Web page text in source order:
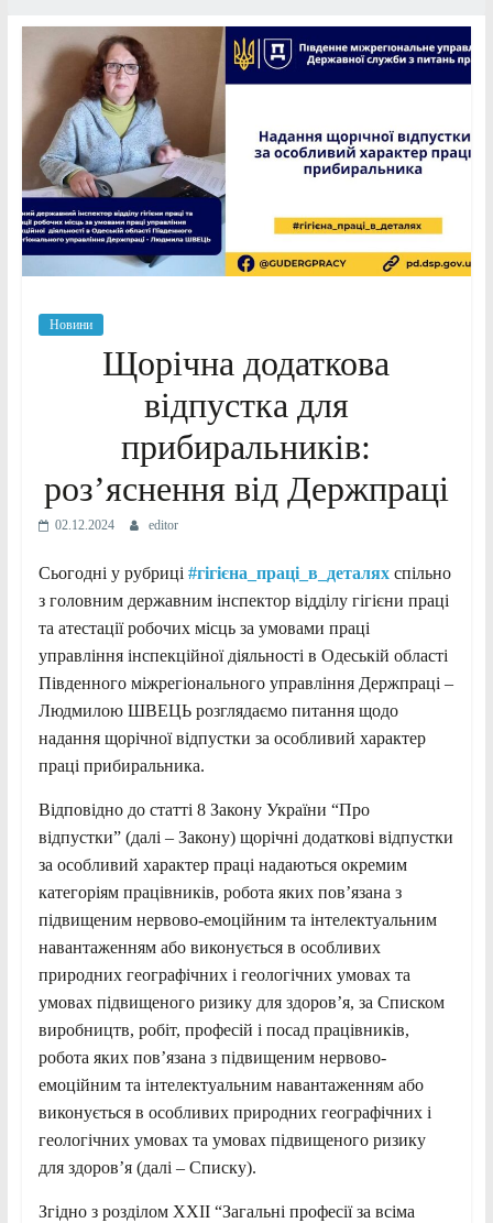
Новини
Щорічна додаткова
відпустка для
прибиральників:
роз’яснення від Держпраці
02.12.2024 editor
Сьогодні у рубриці #гігієна праці_ в деталяхспільно
з головним державним інспектор відділу гігієни праці
та атестації робочих місць за умовами праці
управління інспекційної діяльності в Одеській області
Південного міжрегіонального управління Держпраці –
Людмилою ШВЕЦЬ розглядаємо питання щодо
надання щорічної відпустки за особливий характер
праці прибиральника.
Відповідно до статті 8 Закону України “Про
відпустки” (далі – Закону) щорічні додаткові відпустки
за особливий характер праці надаються окремим
категоріям працівників, робота яких пов’язана з
підвищеним нервово-емоційним та інтелектуальним
навантаженням або виконується в особливих
природних географічних і геологічних умовах та
умовах підвищеного ризику для здоров’я, за Списком
виробництв, робіт, професій і посад працівників,
робота яких пов’язана з підвищеним нервово-
емоційним та інтелектуальним навантаженням або
виконується в особливих природних географічних і
геологічних умовах та умовах підвищеного ризику
для здоров’я (далі – Списку).
Згідно з розділом XXII “Загальні професії за всіма